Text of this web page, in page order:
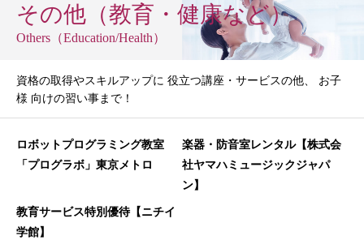
その他（教育・健康など）
Others（Education/Health）
資格の取得やスキルアップに 役立つ講座・サービスの他、 お子
様 向けの習い事まで！
ロボットプログラミング教室
「プログラボ」東京メトロ
楽器・防音室レンタル【株式会
社ヤマハミュージックジャパ
ン】
教育サービス特別優待【ニチイ
学館】